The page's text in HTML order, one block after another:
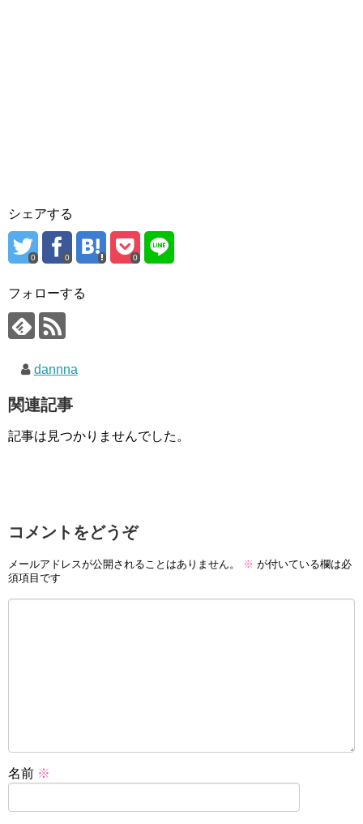
シェアする
0 0 0
フォローする
dannna
関連記事
記事は見つかりませんでした。
コメントをどうぞ
メールアドレスが公開されることはありません。 ※ が付いている欄は必
須項目です
名前 ※